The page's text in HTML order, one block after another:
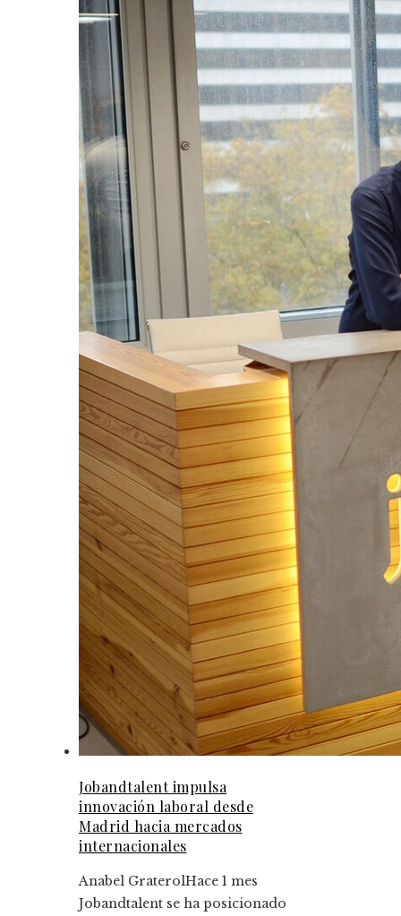
Jobandtalent impulsa
innovación laboral desde
Madrid hacia mercados
internacionales
Anabel GraterolHace 1 mes
Jobandtalent se ha posicionado